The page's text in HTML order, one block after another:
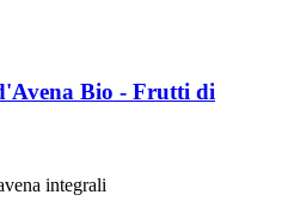
Bio -​ Frutti di
integrali